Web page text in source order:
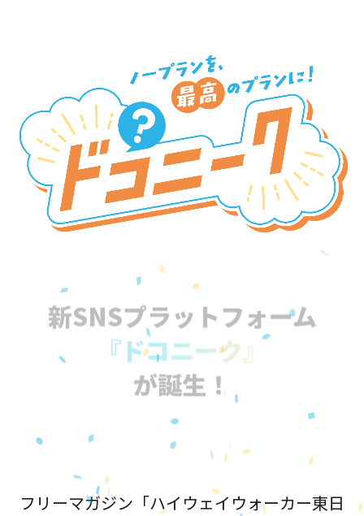
新SNSプラットフォーム
『ドコニーク』
が誕生！
フリーマガジン「ハイウェイウォーカー東日